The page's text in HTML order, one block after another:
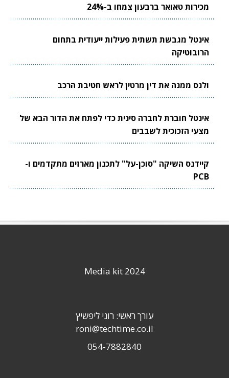
מכירות טאואר ברבעון צמחו ב-24%
אינטל מגבשת תשתית פעילות ייעודית בתחום
הרובוטיקה
ולנס ממנה את דין מרטין לראש חטיבת הרכב
אינטל חוברת לחברה סינית כדי לפתח את הדור הבא של
מצעי הזכוכית לשבבים
קיידנס השיקה "סוכן-על" לתכנון מארזים מתקדמים ו-
PCB
Media kit 2024
עורך ראשי: רוני ליפשיץ
roni@techtime.co.il
054-7882840